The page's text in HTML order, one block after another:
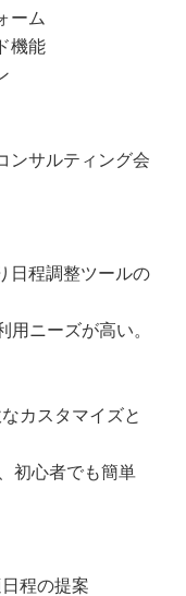
ーム
機能
ンサルティング会
日程調整ツールの
用ニーズが高い。
カスタマイズと
初心者でも簡単
程の提案